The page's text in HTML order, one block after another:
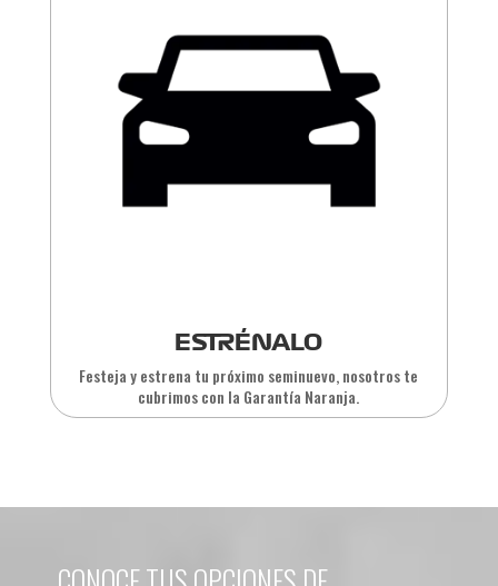
ESTRÉNALO
Festeja y estrena tu próximo seminuevo, nosotros te
cubrimos con la Garantía Naranja.